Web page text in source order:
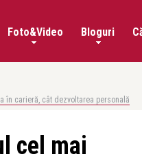
Foto&Video Bloguri
în carieră, cât dezvoltarea personală
cel mai